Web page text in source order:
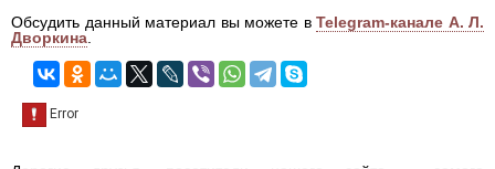
Обсудить данный материал вы можете в Telegram-канале А. Л.
Дворкина